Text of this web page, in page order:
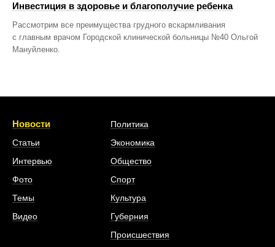
Инвестиция в здоровье и благополучие ребенка
Рассмотрим все преимущества грудного вскармливания
с главным врачом Городской клинической больницы №40 Ольгой
Мануйленко.
Новости
Статьи
Интервью
Фото
Темы
Видео
Политика
Экономика
Общество
Спорт
Культура
Губерния
Происшествия